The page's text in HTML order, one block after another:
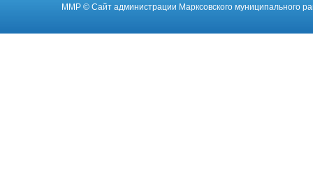
ММР © Cайт администрации Марксовского муниципального